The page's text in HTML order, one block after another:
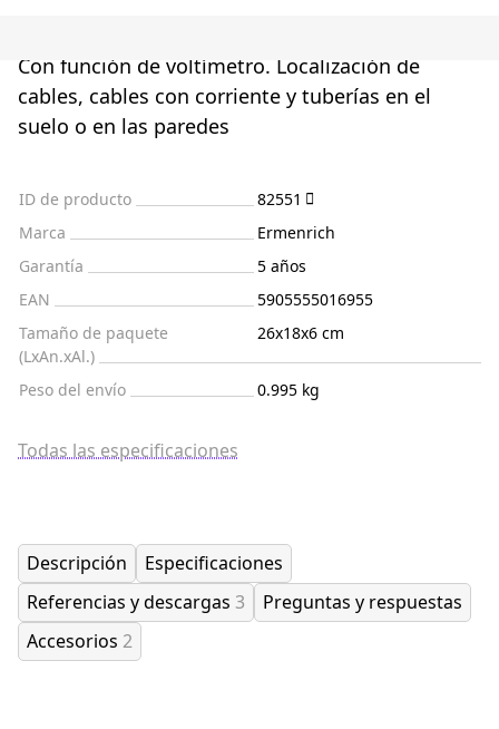
Con función de voltímetro. Localización de
cables, cables con corriente y tuberías en el
suelo o en las paredes
ID de producto
82551
Marca
Ermenrich
Garantía
5 años
EAN
5905555016955
Tamaño de paquete
(LxAn.xAl.)
26x18x6 cm
Peso del envío 0.995 kg
Todas las especificaciones
Descripción
Especificaciones
Referencias y descargas 3
Preguntas y respuestas
Accesorios 2